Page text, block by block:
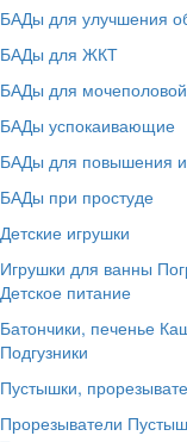
БАДы для улучшения
БАДы для ЖКТ
БАДы для
БАДы успокаивающие
БАДы для повышения
БАДы при простуде
Детские игрушки
Игрушки для ванны
Детское питание
Батончики, печенье
Подгузники
Пустышки,
Прорезыватели